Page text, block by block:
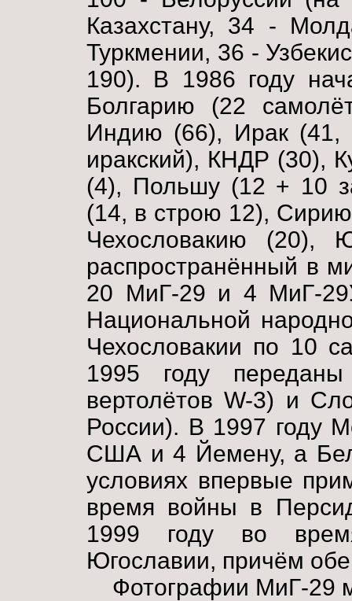
Казахстану, 34 -
Туркмении, 36 -
190). В 1986 году
Болгарию (22
Индию (66), Ирак (41,
иракский), КНДР (30),
(4), Польшу (12 + 10
(14, в строю 12),
Чехословакию (20),
распространённый в
20 МиГ-29 и 4 МиГ-
Национальной
Чехословакии по 10
1995 году
вертолётов W-3) и
России). В 1997 году
США и 4 Йемену, а
условиях впервые
время войны в
1999 году во
Югославии, причём
Фотографии МиГ-29